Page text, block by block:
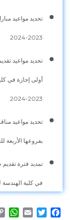
تحديد مواعيد
2023-2024
تحديد مواعيد
أولى إجازة في
2023-2024
تحديد مواعيد
بفروعها الأربعة للعام 2023 الدورة
تمديد فترة
في كلية الهندسة للعام
Facebook
Twitter
Email